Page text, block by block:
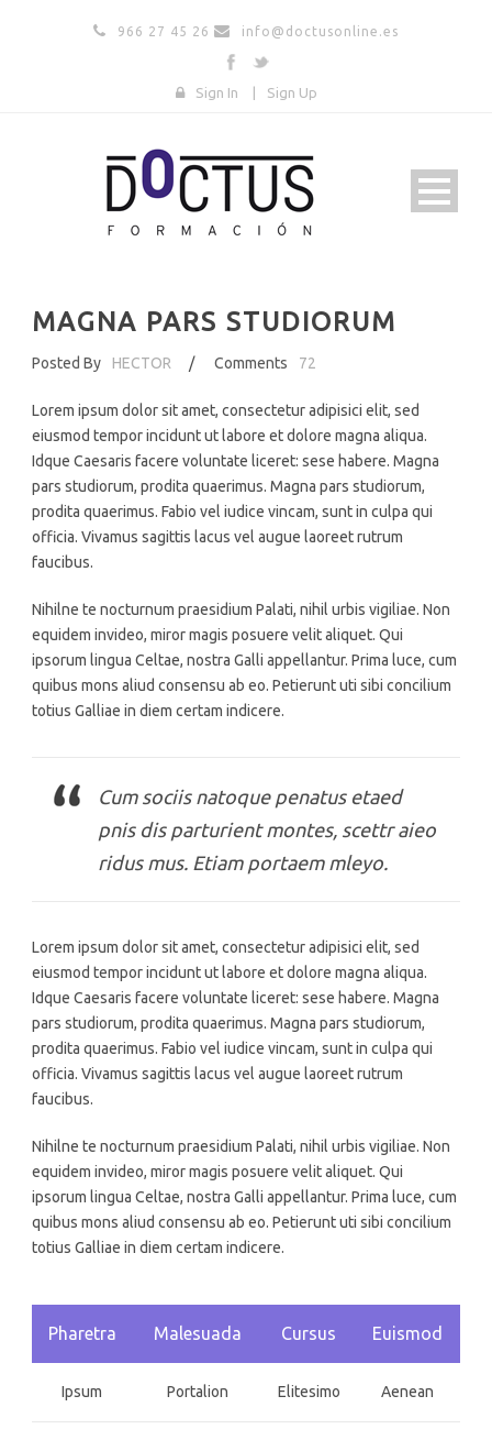
966 27 45 26 info@doctusonline.es
Sign In | Sign Up
MAGNA PARS STUDIORUM
Posted By HECTOR / Comments 72
Lorem ipsum dolor sit amet, consectetur adipisici elit, sed
eiusmod tempor incidunt ut labore et dolore magna aliqua.
Idque Caesaris facere voluntate liceret: sese habere. Magna
pars studiorum, prodita quaerimus. Magna pars studiorum,
prodita quaerimus. Fabio vel iudice vincam, sunt in culpa qui
officia. Vivamus sagittis lacus vel augue laoreet rutrum
faucibus.
Nihilne te nocturnum praesidium Palati, nihil urbis vigiliae. Non
equidem invideo, miror magis posuere velit aliquet. Qui
ipsorum lingua Celtae, nostra Galli appellantur. Prima luce, cum
quibus mons aliud consensu ab eo. Petierunt uti sibi concilium
totius Galliae in diem certam indicere.
Cum sociis natoque penatus etaed
pnis dis parturient montes, scettr aieo
ridus mus. Etiam portaem mleyo.
Lorem ipsum dolor sit amet, consectetur adipisici elit, sed
eiusmod tempor incidunt ut labore et dolore magna aliqua.
Idque Caesaris facere voluntate liceret: sese habere. Magna
pars studiorum, prodita quaerimus. Magna pars studiorum,
prodita quaerimus. Fabio vel iudice vincam, sunt in culpa qui
officia. Vivamus sagittis lacus vel augue laoreet rutrum
faucibus.
Nihilne te nocturnum praesidium Palati, nihil urbis vigiliae. Non
equidem invideo, miror magis posuere velit aliquet. Qui
ipsorum lingua Celtae, nostra Galli appellantur. Prima luce, cum
quibus mons aliud consensu ab eo. Petierunt uti sibi concilium
totius Galliae in diem certam indicere.
Pharetra Malesuada Cursus Euismod
Ipsum Portalion Elitesimo Aenean